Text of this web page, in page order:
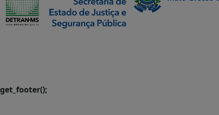
get_footer();